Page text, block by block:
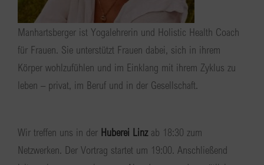
Manhartsberger ist Yogalehrerin und Holistic Health Coach
für Frauen. Sie unterstützt Frauen dabei, sich in ihrem
Körper wohlzufühlen und im Einklang mit ihrem Zyklus zu
leben – privat, im Beruf und in der Gesellschaft.
Wir treffen uns in der Huberei Linzab 18:30 zum
Netzwerken. Der Vortrag startet um 19:00. Anschließend